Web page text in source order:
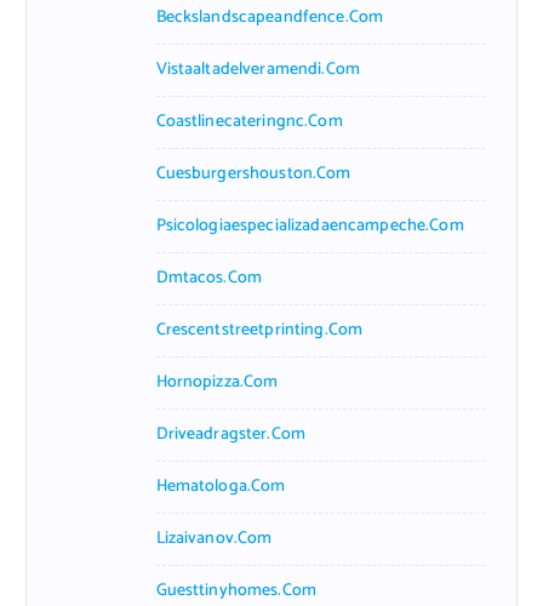
Beckslandscapeandfence.com
Vistaaltadelveramendi.com
Coastlinecateringnc.com
Cuesburgershouston.com
Psicologiaespecializadaencampeche.com
Dmtacos.com
Crescentstreetprinting.com
Hornopizza.com
Driveadragster.com
Hematologa.com
Lizaivanov.com
Guesttinyhomes.com